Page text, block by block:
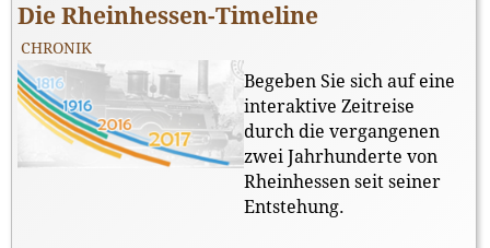
Die Rheinhessen-Timeline
CHRONIK
Begeben Sie sich auf eine
interaktive Zeitreise
durch die vergangenen
zwei Jahrhunderte von
Rheinhessen seit seiner
Entstehung.